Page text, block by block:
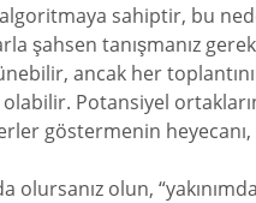
sahiptir, bu
şahsen tanışmanız
ancak her
Potansiyel
göstermenin
olun,